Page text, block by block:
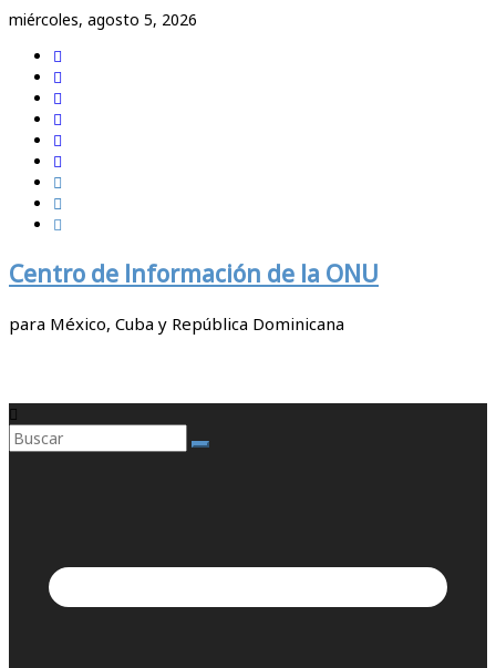
Saltar
contenido
miércoles, agosto 5, 2026
Centro de Información de la ONU
para México, Cuba y República Dominicana